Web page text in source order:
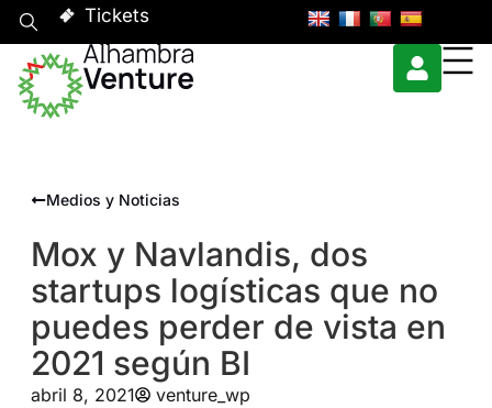
Tickets
Medios y Noticias
Mox y Navlandis, dos
startups logísticas que no
puedes perder de vista en
2021 según BI
abril 8, 2021 venture_wp